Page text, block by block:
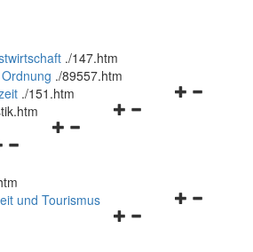
./147.htm
./89557.htm
Navigationsmenü
./151.htm
Navigationsmenü
Navigationsmenü
und Tourismus